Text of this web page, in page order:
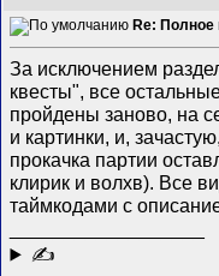
Re: Полное
За исключением
квесты", все
пройдены заново, на
и картинки, и,
прокачка партии
клирик и волхв). Все
таймкодами с
✍